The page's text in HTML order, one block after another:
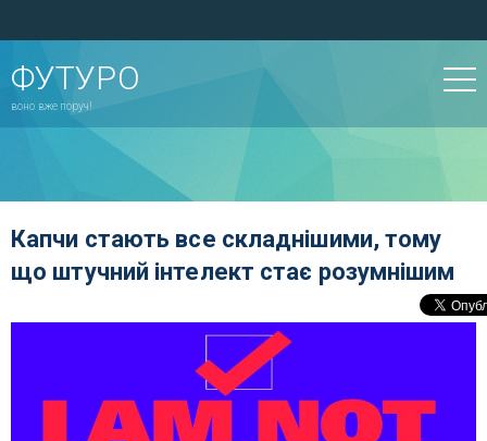
ФУТУРО
воно вже поруч!
Капчи стають все складнішими, тому
що штучний інтелект стає розумнішим